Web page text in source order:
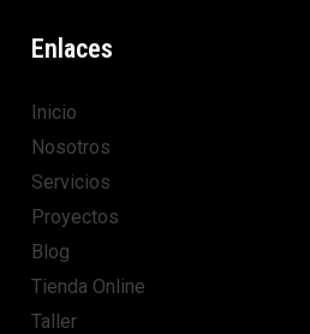
Enlaces
Inicio
Nosotros
Servicios
Proyectos
Blog
Tienda Online
Taller